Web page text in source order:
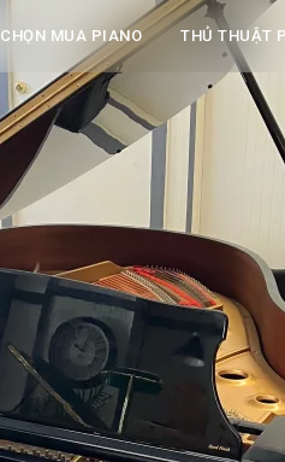
CHỌN MUA PIANO THỦ THUẬT